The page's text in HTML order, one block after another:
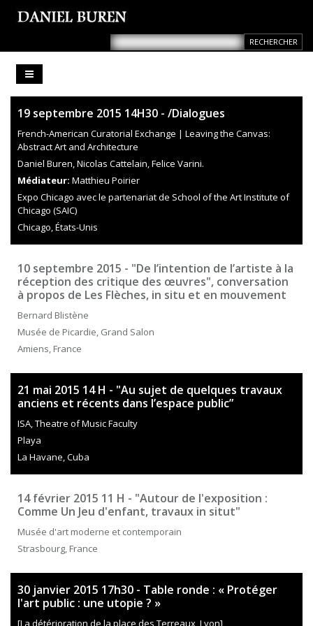
19 septembre 2015 14H30 - /Dialogues
French-American Curatorial Exchange | Leaving the Canvas:
Abstract Art and Architecture
Daniel Buren, Nicolas Cattelain, Felice Varini.
Médiateur: Matthieu Poirier
Expo Chicago avec le partenariat de School of the Art Institute of
Chicago (SAIC)
Chicago, États-Unis
10 septembre 2015 - "De l’intention de l’artiste à la
réception des critique des œuvres", conversation
à propos de Les Flèches, in situ et en mouvement
Bernard Blistène
Musée de Picardie, Grand Salon
Amiens, France
21 mai 2015 14 H - "Au sujet de quelques travaux
anciens et récents dans l’espace public”
ISA, Theatre of Music Faculty
Playa
La Havane, Cuba
14 février 2015 11 H - "Autour de l'exposition :
Comme Un Jeu d'enfant, travaux in situt"
Musée d'art moderne et contemporain
Strasbourg, France
30 janvier 2015 17h30 - Table ronde : « Protéger
l'art public : une utopie ? »
[La détérioration de la place des Terreaux, Lyon]